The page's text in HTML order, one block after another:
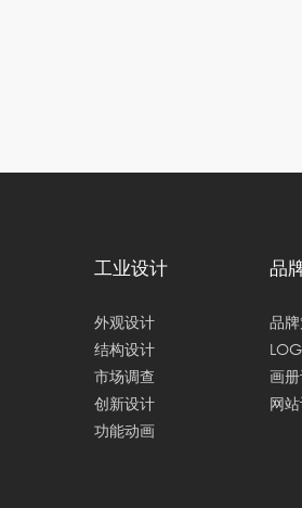
工业设计
外观设计
结构设计
市场调查
创新设计
功能动画
品
品
画
网